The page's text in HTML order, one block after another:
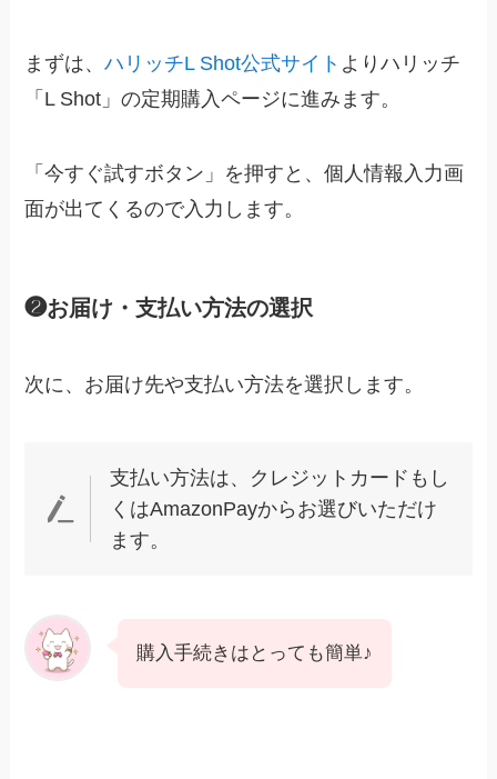
まずは、ハリッチL Shot公式サイト よりハリッチ
「L Shot」の定期購入ページに進みます。
「今すぐ試すボタン」を押すと、個人情報入力画
面が出てくるので入力します。
❷お届け・支払い方法の選択
次に、お届け先や支払い方法を選択します。
支払い方法は、クレジットカードもし
くはAmazonPayからお選びいただけ
ます。
購入手続きはとっても簡単♪